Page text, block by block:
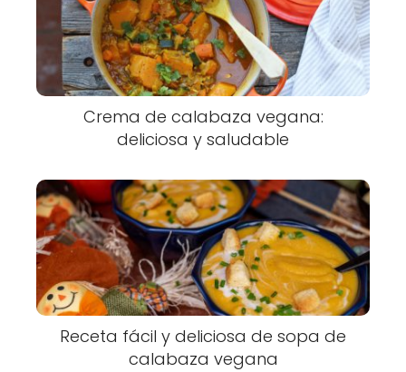
Crema de calabaza vegana:
deliciosa y saludable
Receta fácil y deliciosa de sopa de
calabaza vegana